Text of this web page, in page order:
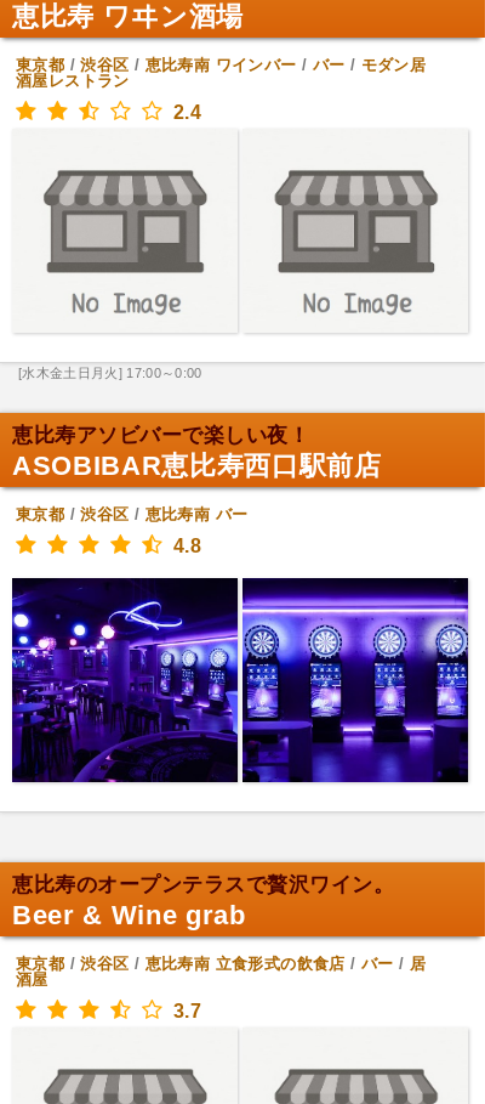
恵比寿 ワヰン酒場
東京都 /渋谷区 / 恵比寿南 ワインバー / バー / モダン居
酒屋レストラン
2.4
[水木金土日月火] 17:00～0:00
恵比寿アソビバーで楽しい夜！
ASOBIBAR恵比寿西口駅前店
東京都 /渋谷区 / 恵比寿南 バー
4.8
恵比寿のオープンテラスで贅沢ワイン。
Beer & Wine grab
東京都 /渋谷区 / 恵比寿南 立食形式の飲食店 / バー / 居
酒屋
3.7